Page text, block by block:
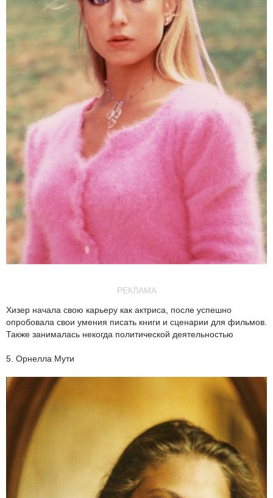
РЕКЛАМА
Хизер начала свою карьеру как актриса, после успешно
опробовала свои умения писать книги и сценарии для фильмов.
Также занималась некогда политической деятельностью
5. Орнелла Мути